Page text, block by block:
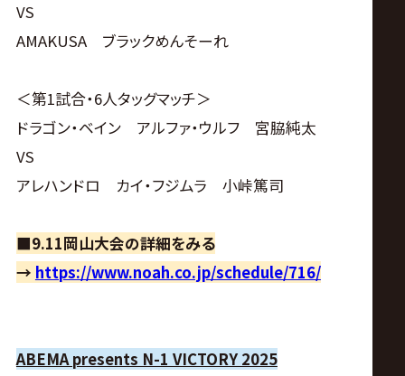
VS
AMAKUSA ブラックめんそーれ
＜第1試合・6人タッグマッチ＞
ドラゴン・ベイン アルファ・ウルフ 宮脇純太
VS
アレハンドロ カイ・フジムラ 小峠篤司
■9.11岡山大会の詳細をみる
→ https://www.noah.co.jp/schedule/716/
ABEMA presents N-1 VICTORY 2025